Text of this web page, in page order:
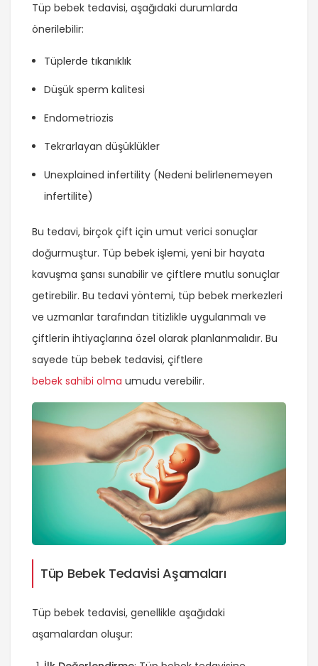
Tüp bebek tedavisi, aşağıdaki durumlarda
önerilebilir:
Tüplerde tıkanıklık
Düşük sperm kalitesi
Endometriozis
Tekrarlayan düşüklükler
Unexplained infertility (Nedeni belirlenemeyen
infertilite)
Bu tedavi, birçok çift için umut verici sonuçlar
doğurmuştur. Tüp bebek işlemi, yeni bir hayata
kavuşma şansı sunabilir ve çiftlere mutlu sonuçlar
getirebilir. Bu tedavi yöntemi, tüp bebek merkezleri
ve uzmanlar tarafından titizlikle uygulanmalı ve
çiftlerin ihtiyaçlarına özel olarak planlanmalıdır. Bu
sayede tüp bebek tedavisi, çiftlere
bebek sahibi olma umudu verebilir.
Tüp Bebek Tedavisi Aşamaları
Tüp bebek tedavisi, genellikle aşağıdaki
aşamalardan oluşur: